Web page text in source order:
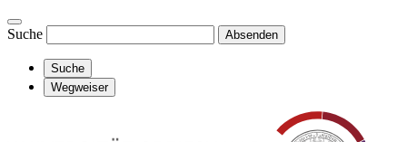
Suche Absenden
Suche
Wegweiser